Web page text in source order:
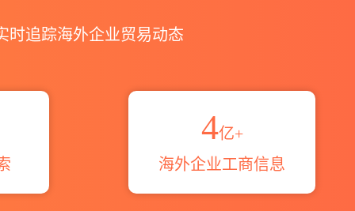
时追踪海外企业贸易动态
4亿+
海外企业工商信息